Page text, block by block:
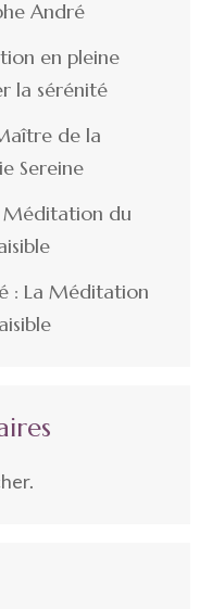
André
en pleine
la sérénité
de la
Sereine
Méditation du
: La Méditation